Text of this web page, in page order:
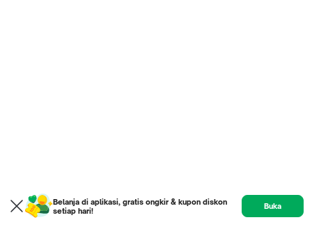
Belanja di aplikasi, gratis ongkir & kupon diskon
setiap hari!
Buka